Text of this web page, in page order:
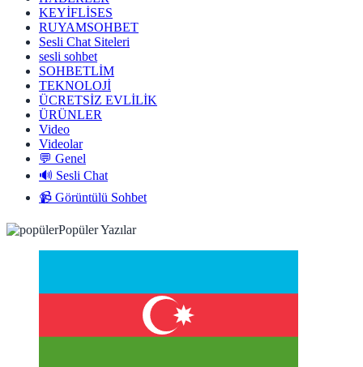
KEYİFLİSES
RUYAMSOHBET
Sesli Chat Siteleri
sesli sohbet
SOHBETLİM
TEKNOLOJİ
ÜCRETSİZ EVLİLİK
ÜRÜNLER
Video
Videolar
💬 Genel
🔊 Sesli Chat
📹 Görüntülü Sohbet
Popüler Yazılar